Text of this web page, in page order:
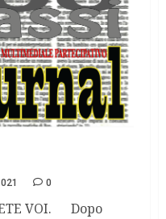
0
VOI. Dopo